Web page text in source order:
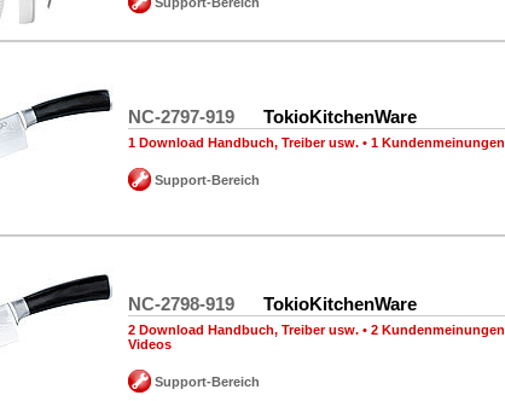
NC-2797-919 TokioKitchenWare
1 Download Handbuch, Treiber usw. • 1 Kundenmeinungen
Support-Bereich
NC-2798-919 TokioKitchenWare
2 Download Handbuch, Treiber usw. • 2 Kundenmeinungen
Videos
Support-Bereich